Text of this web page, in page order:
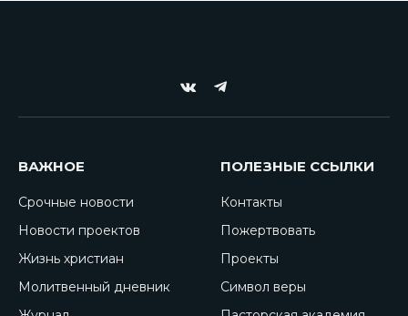
VKontakte
Telegram
ВАЖНОЕ
Срочные новости
Новости проектов
Жизнь христиан
Молитвенный дневник
ПОЛЕЗНЫЕ ССЫЛКИ
Контакты
Пожертвовать
Проекты
Символ веры